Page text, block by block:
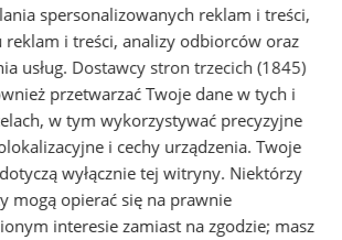
i zasady korzystania z
Górnych
spersonalizowanych reklam i treści,
reklam i treści, analizy odbiorców oraz
usług. Dostawcy stron trzecich (1845)
przetwarzać Twoje dane w tych i
w tym wykorzystywać precyzyjne
i cechy urządzenia. Twoje
wyłącznie tej witryny. Niektórzy
mogą opierać się na prawnie
interesie zamiast na zgodzie; masz